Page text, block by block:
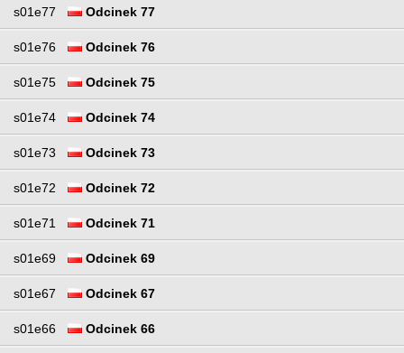
s01e77 Odcinek 77
s01e76 Odcinek 76
s01e75 Odcinek 75
s01e74 Odcinek 74
s01e73 Odcinek 73
s01e72 Odcinek 72
s01e71 Odcinek 71
s01e69 Odcinek 69
s01e67 Odcinek 67
s01e66 Odcinek 66